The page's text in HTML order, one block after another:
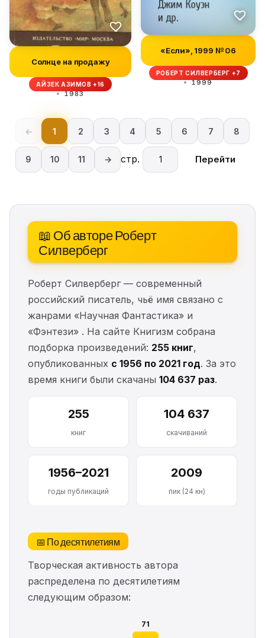
Солнце на продажу
АЙЗЕК АЗИМОВ +16
1983
«Если», 1999 № 06
РОБЕРТ СИЛВЕРБЕРГ +7
1999
← 1 2 3 4 5 6 7 8
9 10 11 → стр. Перейти
📖 Об авторе Роберт
Силверберг
Роберт Силверберг — современный
российский писатель, чьё имя связано с
жанрами «Научная Фантастика» и
«Фэнтези» . На сайте Книгизм собрана
подборка произведений: 255 книг,
опубликованных с 1956 по 2021 год. За это
время книги были скачаны 104 637 раз.
255
книг
104 637
скачиваний
1956–2021
годы публикаций
2009
пик (24 кн)
📅 По десятилетиям
Творческая активность автора
распределена по десятилетиям
следующим образом:
71